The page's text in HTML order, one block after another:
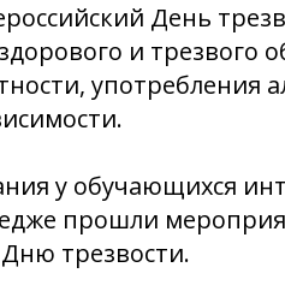
День
и трезвого
употребления
у обучающихся
прошли
трезвости.